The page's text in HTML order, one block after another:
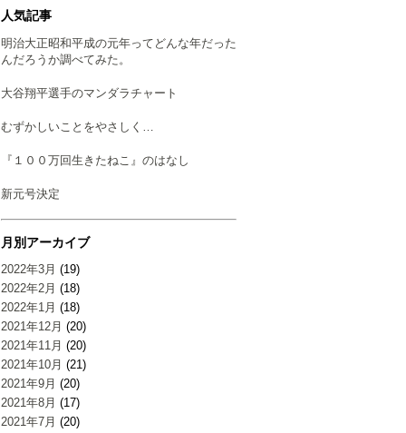
人気記事
明治大正昭和平成の元年ってどんな年だった
んだろうか調べてみた。
大谷翔平選手のマンダラチャート
むずかしいことをやさしく…
『１００万回生きたねこ』のはなし
新元号決定
月別アーカイブ
2022年3月 (19)
2022年2月 (18)
2022年1月 (18)
2021年12月 (20)
2021年11月 (20)
2021年10月 (21)
2021年9月 (20)
2021年8月 (17)
2021年7月 (20)